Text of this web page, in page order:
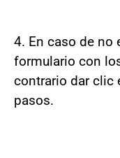
4. En caso de no
formulario con
contrario dar clic
pasos.